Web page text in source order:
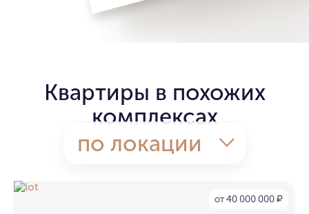
Квартиры в похожих
комплексах
по локации
от 40 000 000 ₽